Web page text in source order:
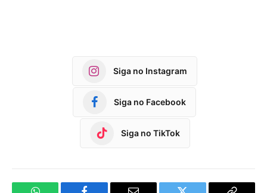
Siga no Instagram
Siga no Facebook
Siga no TikTok